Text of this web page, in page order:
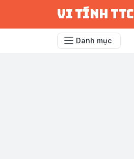
vi tính ttc
Danh mục